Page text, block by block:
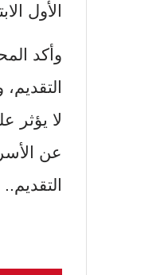
الأول الابتدائي
وأكد
لا يؤثر
عن
التقديم..